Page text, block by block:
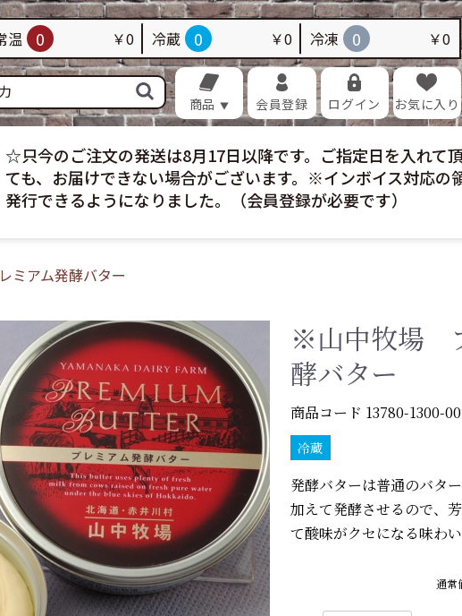
温 0 ￥0 冷蔵 0 ￥0 冷凍 0 ￥0
商品 会員登録 ログイン お気に入り
畜産加工品 海苔・昆布 佃煮・昆布巻き 乳製品
調味料 菓子 飲料 酒類
お買い得 おすすめ ギフト
☆只今のご注文の発送は8月17日以降です。ご指定日を入れて
ても、お届けできない場合がございます。※インボイス対応の
発行できるようになりました。（会員登録が必要です）
アム発酵バター
※山中牧場
酵バター
商品コード 13780-1300-
冷蔵
発酵バターは普通のバタ
加えて発酵させるので、
て酸味がクセになる味わい
通常